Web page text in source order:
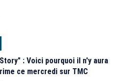
: Voici pourquoi il n'y aura
ce mercredi sur TMC